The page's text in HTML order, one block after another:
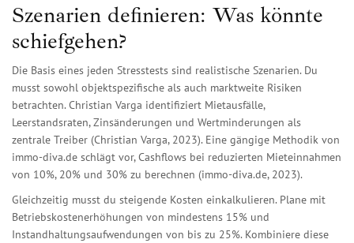
Szenarien definieren: Was könnte
schiefgehen?
Die Basis eines jeden Stresstests sind realistische Szenarien. Du
musst sowohl objektspezifische als auch marktweite Risiken
betrachten. Christian Varga identifiziert Mietausfälle,
Leerstandsraten, Zinsänderungen und Wertminderungen als
zentrale Treiber (Christian Varga, 2023). Eine gängige Methodik von
immo-diva.de schlägt vor, Cashflows bei reduzierten Mieteinnahmen
von 10%, 20% und 30% zu berechnen (immo-diva.de, 2023).
Gleichzeitig musst du steigende Kosten einkalkulieren. Plane mit
Betriebskostenerhöhungen von mindestens 15% und
Instandhaltungsaufwendungen von bis zu 25%. Kombiniere diese